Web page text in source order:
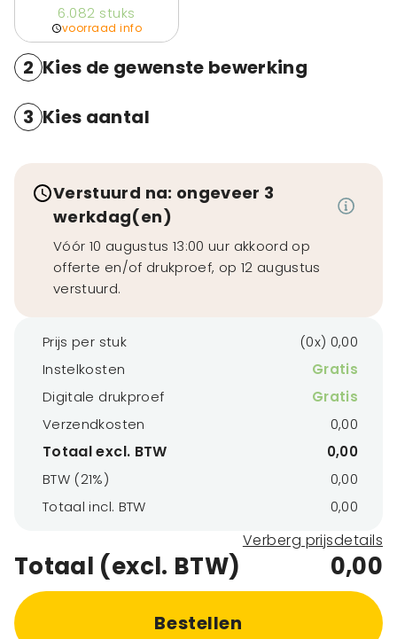
6.082 stuks
voorraad info
2 Kies de gewenste bewerking
3 Kies aantal
Verstuurd na: ongeveer 3
werkdag(en)
Vóór 10 augustus 13:00 uur akkoord op
offerte en/of drukproef, op 12 augustus
verstuurd.
Prijs per stuk
(0x) 0,00
Instelkosten
Gratis
Digitale drukproef
Gratis
Verzendkosten
0,00
Totaal excl. BTW
0,00
BTW (21%)
0,00
Totaal incl. BTW
0,00
Verberg prijsdetails
Totaal (excl. BTW) 0,00
Bestellen